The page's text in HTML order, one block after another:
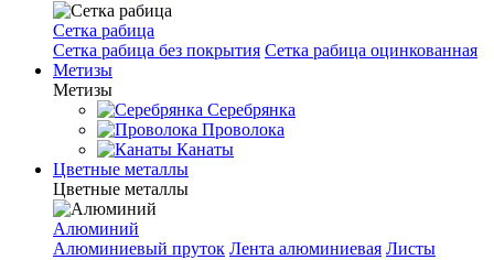
Сетка рабица
Сетка рабица без покрытия Сетка рабица оцинкованная
Метизы
Метизы
Серебрянка
Проволока
Канаты
Цветные металлы
Цветные металлы
Алюминий
Алюминиевый пруток Лента алюминиевая Листы